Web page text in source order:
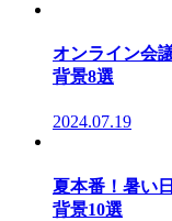
オンライン会
背景8選
2024.07.19
夏本番！暑い
背景10選